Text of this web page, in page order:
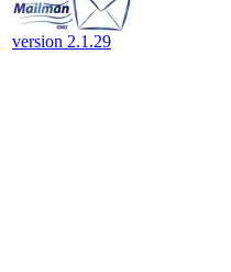
version 2.1.29